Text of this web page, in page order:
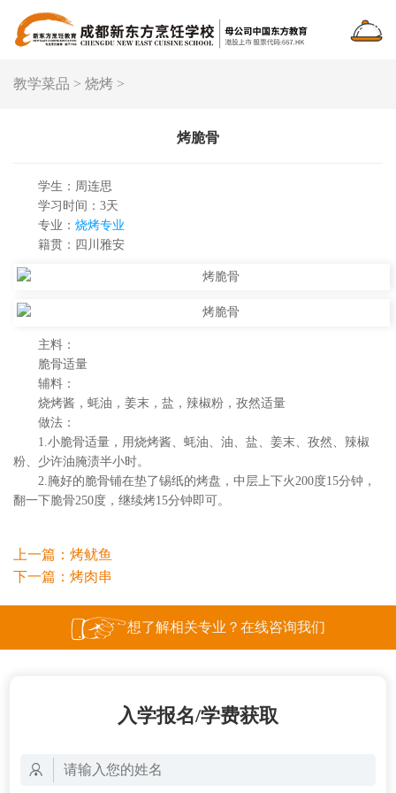
教学菜品 > 烧烤 >
烤脆骨
学生：周连思
学习时间：3天
专业： 烧烤专业
籍贯：四川雅安
主料：
脆骨适量
辅料：
烧烤酱，蚝油，姜末，盐，辣椒粉，孜然适量
做法：
1.小脆骨适量，用烧烤酱、蚝油、油、盐、姜末、孜然、辣椒
粉、少许油腌渍半小时。
2.腌好的脆骨铺在垫了锡纸的烤盘，中层上下火200度15分钟，
翻一下脆骨250度，继续烤15分钟即可。
上一篇： 烤鱿鱼
下一篇： 烤肉串
想了解相关专业？在线咨询我们
入学报名/学费获取